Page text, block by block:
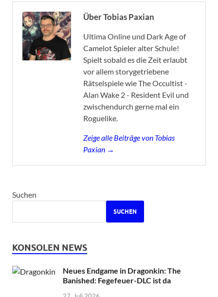
Über Tobias Paxian
Ultima Online und Dark Age of
Camelot Spieler alter Schule!
Spielt sobald es die Zeit erlaubt
vor allem storygetriebene
Rätselspiele wie The Occultist -
Alan Wake 2 - Resident Evil und
zwischendurch gerne mal ein
Roguelike.
Zeige alle Beiträge von Tobias
Paxian →
Suchen
SUCHEN
KONSOLEN NEWS
Neues Endgame in Dragonkin: The
Banished: Fegefeuer-DLC ist da